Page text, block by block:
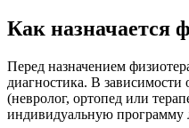
Как назначается
Перед назначением
диагностика. В зависимости
(невролог, ортопед или
индивидуальную программу